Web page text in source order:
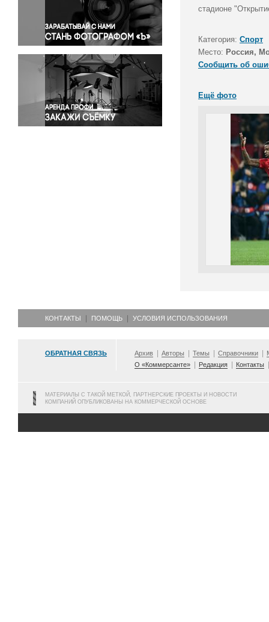
Правосудие
Происшествия и конфликты
Религия
Светская жизнь
Спорт
Экология
Экономика и бизнес
стадионе
Категория: Спорт
Место: Россия,
Сообщить об
Ещё фото
КОНТАКТЫ ПОМОЩЬ УСЛОВИЯ ИСПОЛЬЗОВАНИЯ
ОБРАТНАЯ СВЯЗЬ Архив Авторы Темы Справочники
О «Коммерсанте»
Редакция Контакты
МАТЕРИАЛЫ С ТАКОЙ МЕТКОЙ, ПАРТНЕРСКИЕ ПРОЕКТЫ И НОВОСТИ
КОМПАНИЙ ОПУБЛИКОВАНЫ НА КОММЕРЧЕСКОЙ ОСНОВЕ